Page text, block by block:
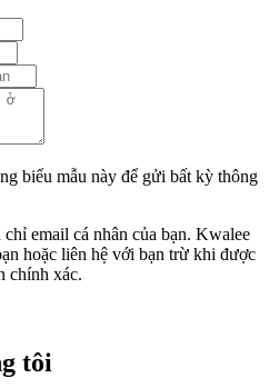
biểu mẫu này để gửi bất kỳ thông
email cá nhân của bạn. Kwalee
hoặc liên hệ với bạn trừ khi được
chính xác.
tôi